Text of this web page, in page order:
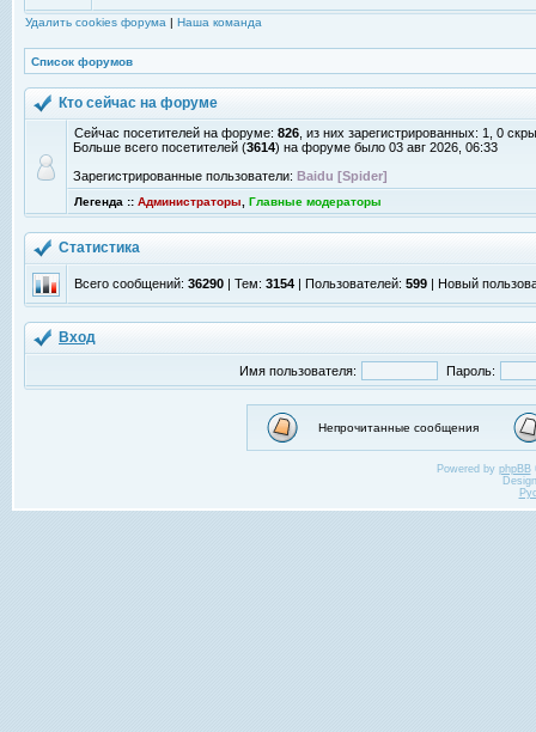
Удалить cookies форума | Наша команда
Список форумов
Кто сейчас на форуме
Сейчас посетителей на форуме: 826 , из них зарегистрированных: 1, 0
Больше всего посетителей (3614) на форуме было 03 авг 2026, 06:33
Зарегистрированные пользователи: Baidu [Spider]
Легенда :: Администраторы Главные модераторы
Статистика
Всего сообщений: 36290 | Тем: 3154 | Пользователей: 599 | Новый
Вход
Имя пользователя: Пароль:
Непрочитанные сообщения
Powered by phpBB